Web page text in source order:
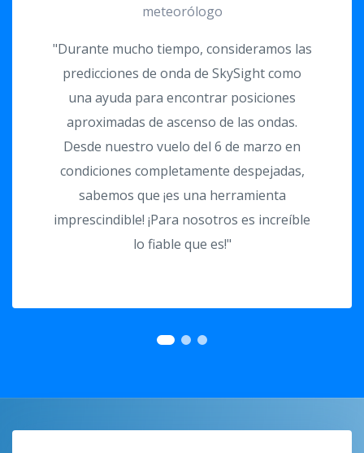
meteorólogo
"Durante mucho tiempo, consideramos las
predicciones de onda de SkySight como
una ayuda para encontrar posiciones
aproximadas de ascenso de las ondas.
Desde nuestro vuelo del 6 de marzo en
condiciones completamente despejadas,
sabemos que ¡es una herramienta
imprescindible! ¡Para nosotros es increíble
lo fiable que es!"